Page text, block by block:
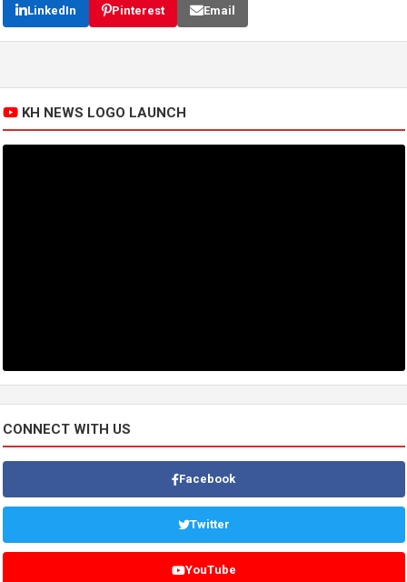
LinkedIn Pinterest Email
KH NEWS LOGO LAUNCH
CONNECT WITH US
Facebook
Twitter
YouTube